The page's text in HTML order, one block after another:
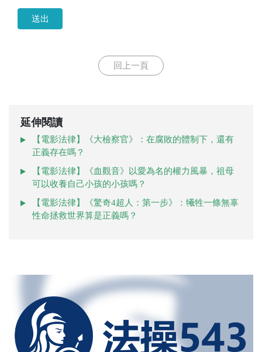
送出
回上一頁
延伸閱讀
【電影法律】《大檢察官》：在腐敗的體制下，還有
正義存在嗎？
【電影法律】《血觀音》以愛為名的權力風暴，祖母
可以收養自己小孩的小孩嗎？
【電影法律】《驚奇4超人：第一步》：犧牲一條無辜
性命拯救世界算是正義嗎？